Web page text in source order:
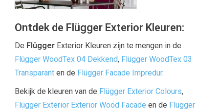
Ontdek de Flügger Exterior Kleuren:
De Flügger Exterior Kleuren zijn te mengen in de
Flügger WoodTex 04 Dekkend, Flügger WoodTex 03
Transparant en de Flügger Facade Impredur.
Bekijk de kleuren van de Flügger Exterior Colours,
Flügger Exterior Exterior Wood Facade en de Flügger